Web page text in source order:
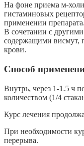
На фоне приема м-
гистаминовых
применении
В сочетании с
содержащими висмут,
крови.
Способ
Внутрь, через 1-1.5 ч
количеством (1/4
Курс лечения
При необходимости
перерыва.